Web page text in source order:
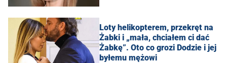
Loty helikopterem, przekręt na
Żabki i „mała, chciałem ci dać
Żabkę”. Oto co grozi Dodzie i jej
byłemu mężowi